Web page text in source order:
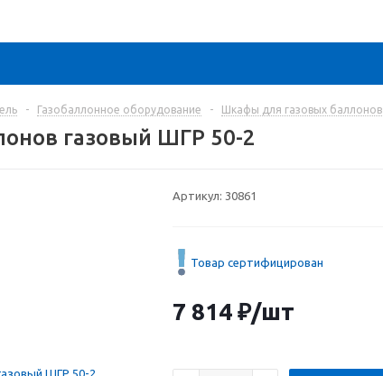
- Газобаллонное оборудование - Шкафы для газовых баллонов
газовый ШГР 50-2
Артикул: 30861
Товар сертифицирован
7 814 ₽/шт